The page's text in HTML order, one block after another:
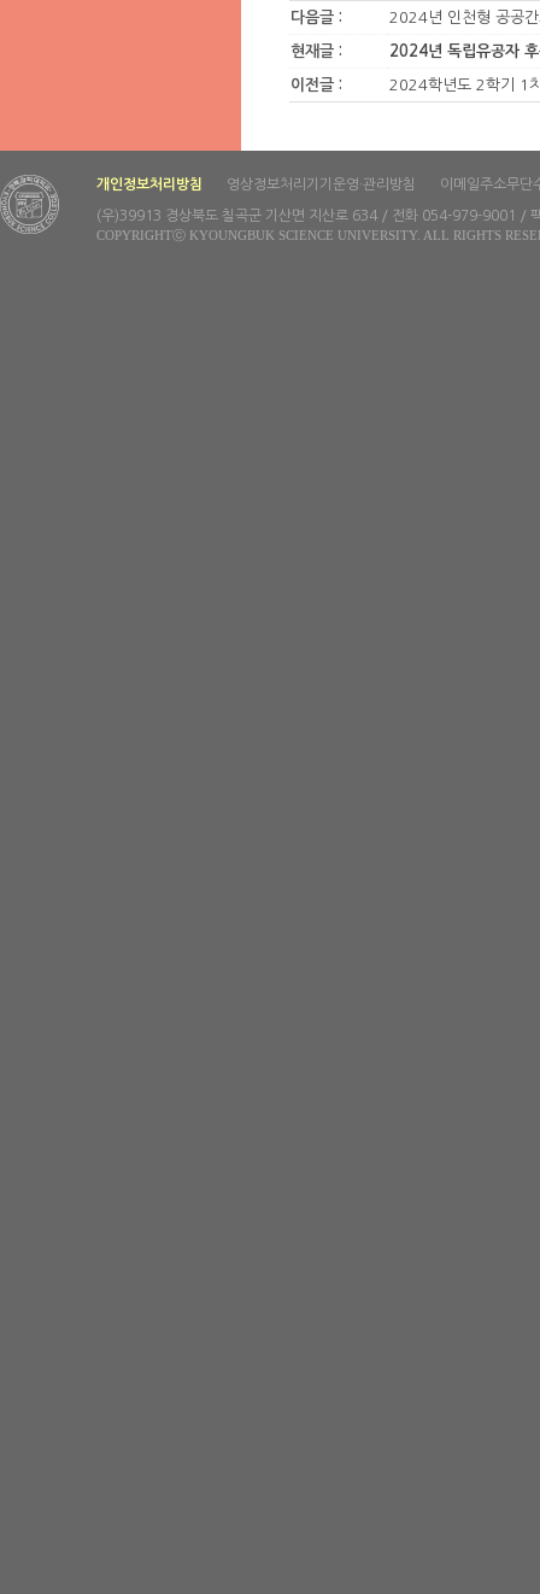
다음글 : 2024년 인천형 공공
현재글 : 2024년 독립유공자
이전글 : 2024학년도 2학기 1
개인정보처리방침 영상정보처리기기운영·관리방침 이메일주소무단
(우)39913 경상북도 칠곡군 기산면 지산로 634 / 전화 054-979-9001 /
COPYRIGHTⓒ KYOUNGBUK SCIENCE UNIVERSITY. ALL RIGHTS